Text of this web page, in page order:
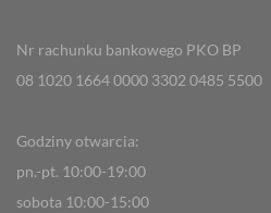
Nr rachunku bankowego PKO BP
08 1020 1664 0000 3302 0485 5500
Godziny otwarcia:
pn.-pt. 10:00-19:00
sobota 10:00-15:00